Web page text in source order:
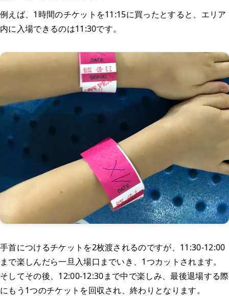
例えば、1時間のチケットを11:15に買ったとすると、エリア
内に入場できるのは11:30です。
手首につけるチケットを2枚渡されるのですが、11:30-12:00
まで楽しんだら一旦入場口までいき、1つカットされます。
そしてその後、12:00-12:30まで中で楽しみ、最後退場する際
にもう1つのチケットを回収され、終わりとなります。